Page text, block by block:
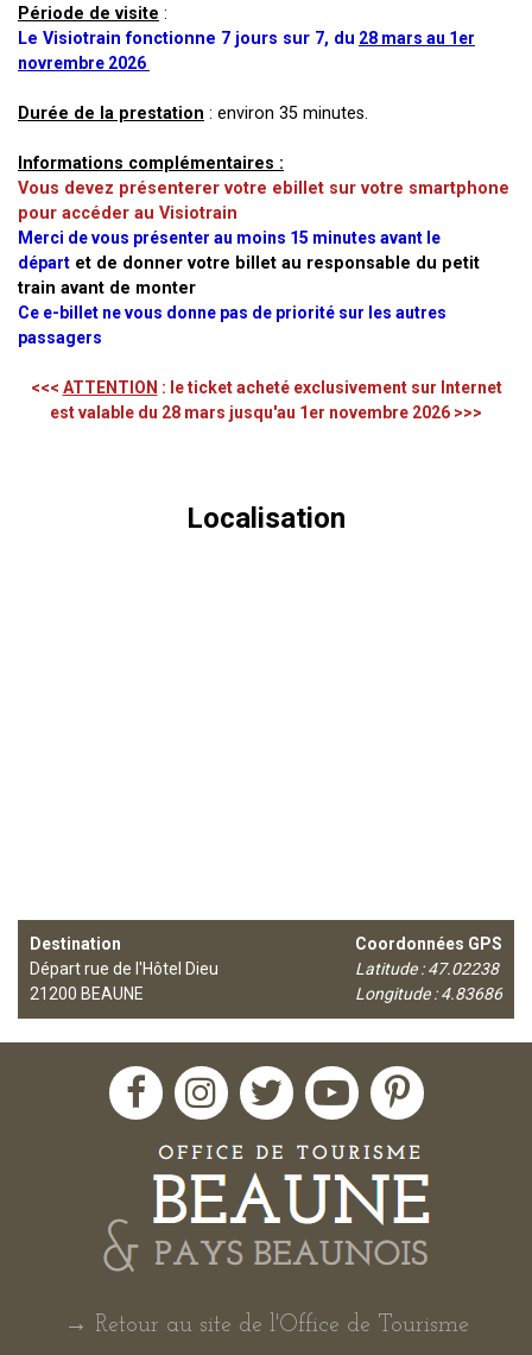
Période de visite :
Le Visiotrain fonctionne 7 jours sur 7, du 28 mars au 1er
novrembre 2026
Durée de la prestation : environ 35 minutes.
Informations complémentaires :
Vous devez présenterer votre ebillet sur votre smartphone
pour accéder au Visiotrain
Merci de vous présenter au moins 15 minutes avant le
départ et de donner votre billet au responsable du petit
train avant de monter
Ce e-billet ne vous donne pas de priorité sur les autres
passagers
<<< ATTENTION : le ticket acheté exclusivement sur Internet
est valable du 28 mars jusqu'au 1er novembre 2026 >>>
Destination
Départ rue de l'Hôtel Dieu
21200 BEAUNE
Coordonnées GPS
Latitude : 47.02238
Longitude : 4.83686
→ Retour au site de l'Office de Tourisme